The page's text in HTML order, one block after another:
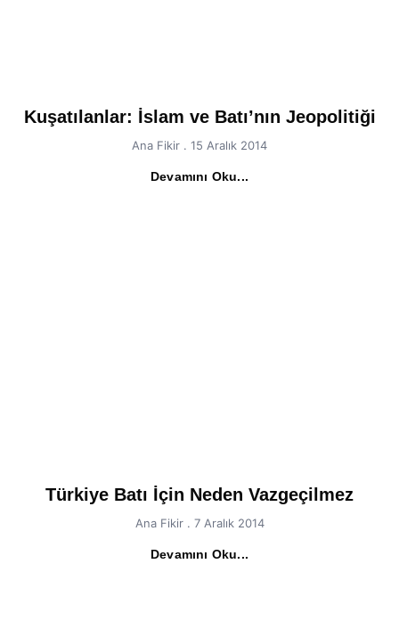
Kuşatılanlar: İslam ve Batı’nın Jeopolitiği
Ana Fikir 15 Aralık 2014
Devamını Oku...
Türkiye Batı İçin Neden Vazgeçilmez
Ana Fikir 7 Aralık 2014
Devamını Oku...